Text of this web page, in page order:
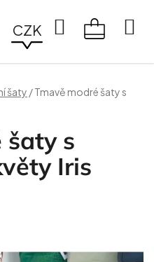
CZK
Hledat
šaty /Tmavě modré šaty s
šaty s
Iris